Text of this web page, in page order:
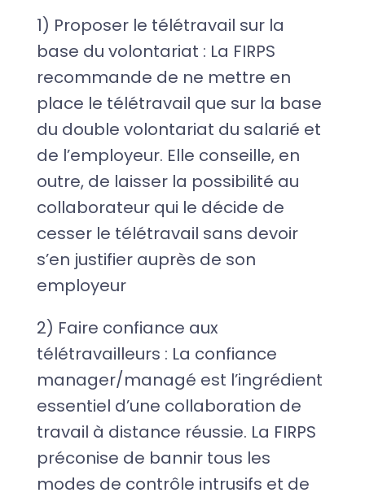
1) Proposer le télétravail sur la
base du volontariat : La FIRPS
recommande de ne mettre en
place le télétravail que sur la base
du double volontariat du salarié et
de l’employeur. Elle conseille, en
outre, de laisser la possibilité au
collaborateur qui le décide de
cesser le télétravail sans devoir
s’en justifier auprès de son
employeur
2) Faire confiance aux
télétravailleurs : La confiance
manager/managé est l’ingrédient
essentiel d’une collaboration de
travail à distance réussie. La FIRPS
préconise de bannir tous les
modes de contrôle intrusifs et de